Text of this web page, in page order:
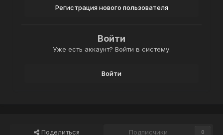
Регистрация нового пользователя
Войти
Уже есть аккаунт? Войти в систему.
Войти
Поделиться Подписчики 0